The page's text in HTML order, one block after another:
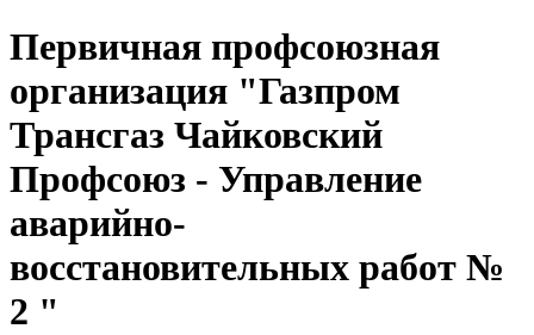
Первичная профсоюзная
организация "Газпром
Трансгаз Чайковский
Профсоюз - Управление
аварийно-
восстановительных работ №
2 "